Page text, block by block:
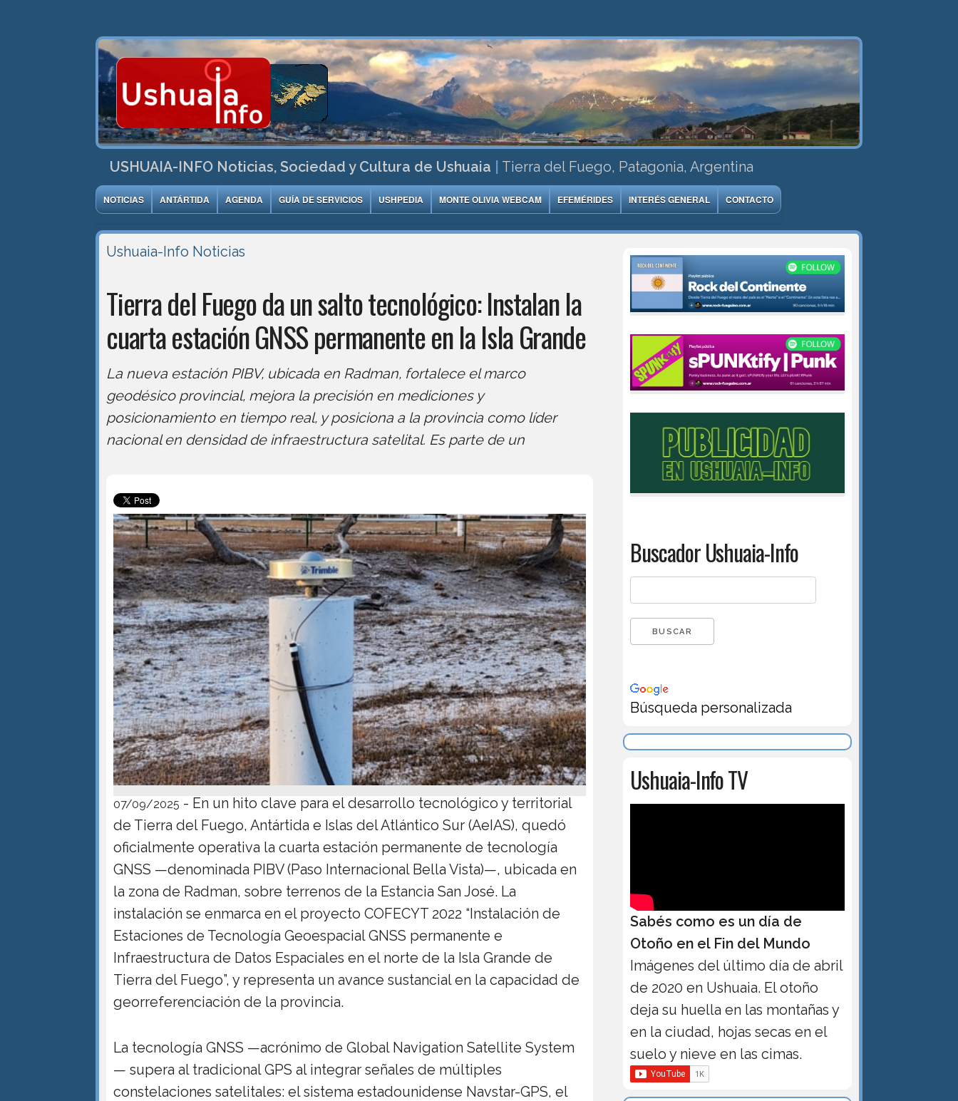
USHUAIA-INFO Noticias, Sociedad y Cultura de Ushuaia Tierra del Fuego, Patagonia, Argentina
NOTICIAS ANTÁRTIDA AGENDA GUÍA DE SERVICIOS USHPEDIA MONTE OLIVIA WEBCAM EFEMÉRIDES INTERÉS GENERAL CONTACTO
Ushuaia-Info Noticias
Tierra del Fuego da un salto tecnológico: Instalan la
cuarta estación GNSS permanente en la Isla Grande
La nueva estación PIBV, ubicada en Radman, fortalece el marco
geodésico provincial, mejora la precisión en mediciones y
posicionamiento en tiempo real, y posiciona a la provincia como líder
nacional en densidad de infraestructura satelital. Es parte de un
07/09/2025 - En un hito clave para el desarrollo tecnológico y territorial
de Tierra del Fuego, Antártida e Islas del Atlántico Sur (AeIAS), quedó
oficialmente operativa la cuarta estación permanente de tecnología
GNSS —denominada PIBV (Paso Internacional Bella Vista)—, ubicada en
la zona de Radman, sobre terrenos de la Estancia San José. La
instalación se enmarca en el proyecto COFECYT 2022 “Instalación de
Estaciones de Tecnología Geoespacial GNSS permanente e
Infraestructura de Datos Espaciales en el norte de la Isla Grande de
Tierra del Fuego”, y representa un avance sustancial en la capacidad de
georreferenciación de la provincia.
La tecnología GNSS —acrónimo de Global Navigation Satellite System
— supera al tradicional GPS al integrar señales de múltiples
constelaciones satelitales: el sistema estadounidense Navstar-GPS, el
Buscador Ushuaia-Info
Búsqueda personalizada
Ushuaia-Info TV
Sabés como es un día de
Otoño en el Fin del Mundo
Imágenes del último día de abril
de 2020 en Ushuaia. El otoño
deja su huella en las montañas y
en la ciudad, hojas secas en el
suelo y nieve en las cimas.